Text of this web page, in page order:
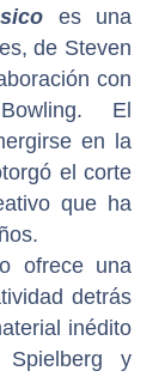
es una
de Steven
con
El
en la
el corte
que ha
ofrece una
detrás
inédito
y